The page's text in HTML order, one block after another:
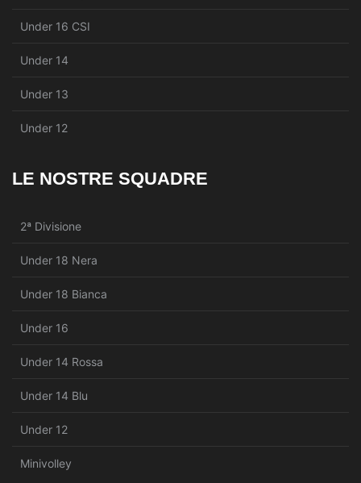
Under 16 CSI
Under 14
Under 13
Under 12
LE NOSTRE SQUADRE
2ª Divisione
Under 18 Nera
Under 18 Bianca
Under 16
Under 14 Rossa
Under 14 Blu
Under 12
Minivolley